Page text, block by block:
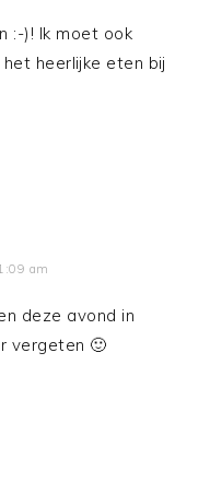
:-)! Ik moet ook
heerlijke eten bij
am
deze avond in
vergeten 🙂